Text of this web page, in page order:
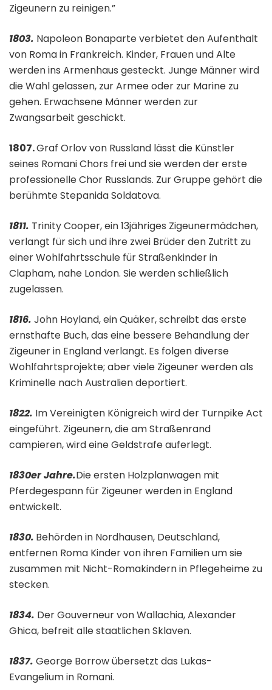
Zigeunern zu reinigen.”
1803. Napoleon Bonaparte verbietet den Aufenthalt
von Roma in Frankreich. Kinder, Frauen und Alte
werden ins Armenhaus gesteckt. Junge Männer wird
die Wahl gelassen, zur Armee oder zur Marine zu
gehen. Erwachsene Männer werden zur
Zwangsarbeit geschickt.
1807.Graf Orlov von Russland lässt die Künstler
seines Romani Chors frei und sie werden der erste
professionelle Chor Russlands. Zur Gruppe gehört die
berühmte Stepanida Soldatova.
1811. Trinity Cooper, ein 13jähriges Zigeunermädchen,
verlangt für sich und ihre zwei Brüder den Zutritt zu
einer Wohlfahrtsschule für Straßenkinder in
Clapham, nahe London. Sie werden schließlich
zugelassen.
1816. John Hoyland, ein Quäker, schreibt das erste
ernsthafte Buch, das eine bessere Behandlung der
Zigeuner in England verlangt. Es folgen diverse
Wohlfahrtsprojekte; aber viele Zigeuner werden als
Kriminelle nach Australien deportiert.
1822. Im Vereinigten Königreich wird der Turnpike Act
eingeführt. Zigeunern, die am Straßenrand
campieren, wird eine Geldstrafe auferlegt.
1830er Jahre.Die ersten Holzplanwagen mit
Pferdegespann für Zigeuner werden in England
entwickelt.
1830. Behörden in Nordhausen, Deutschland,
entfernen Roma Kinder von ihren Familien um sie
zusammen mit Nicht-Romakindern in Pflegeheime zu
stecken.
1834. Der Gouverneur von Wallachia, Alexander
Ghica, befreit alle staatlichen Sklaven.
1837. George Borrow übersetzt das Lukas-
Evangelium in Romani.